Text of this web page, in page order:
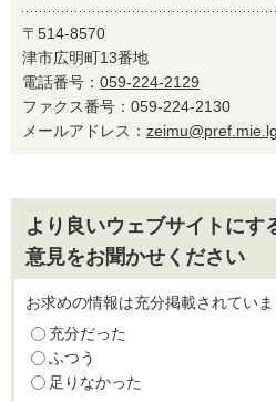
〒514-8570
津市広明町13番地
電話番号： 059-224-2129
ファクス番号：059-224-2130
メールアドレス：
より良いウェブサイトにす
意見をお聞かせください
お求めの情報は充分掲載されていま
充分だった
ふつう
足りなかった